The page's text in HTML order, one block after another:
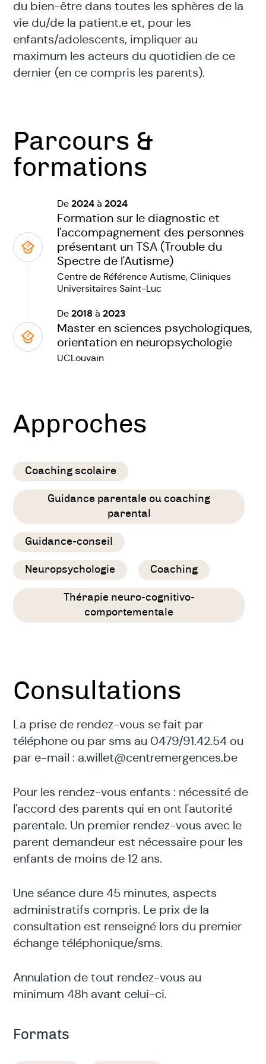
du bien-être dans toutes les sphères de la
vie du/de la patient.e et, pour les
enfants/adolescents, impliquer au
maximum les acteurs du quotidien de ce
dernier (en ce compris les parents).
Parcours &
formations
De2024 à2024
Formation sur le diagnostic et
l'accompagnement des personnes
présentant un TSA (Trouble du
Spectre de l'Autisme)
Centre de Référence Autisme, Cliniques
Universitaires Saint-Luc
De2018 à2023
Master en sciences psychologiques,
orientation en neuropsychologie
UCLouvain
Approches
Coaching scolaire
Guidance parentale ou coaching
parental
Guidance-conseil
Neuropsychologie Coaching
Thérapie neuro-cognitivo-
comportementale
Consultations
La prise de rendez-vous se fait par
téléphone ou par sms au 0479/91.42.54 ou
par e-mail : a.willet@centremergences.be
Pour les rendez-vous enfants : nécessité de
l'accord des parents qui en ont l'autorité
parentale. Un premier rendez-vous avec le
parent demandeur est nécessaire pour les
enfants de moins de 12 ans.
Une séance dure 45 minutes, aspects
administratifs compris. Le prix de la
consultation est renseigné lors du premier
échange téléphonique/sms.
Annulation de tout rendez-vous au
minimum 48h avant celui-ci.
Formats